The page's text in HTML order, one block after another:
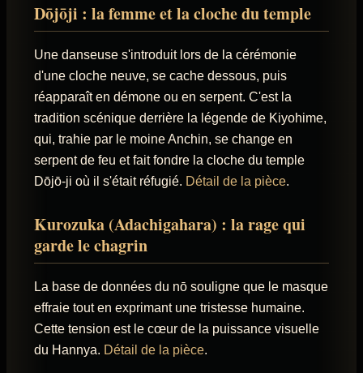
Dōjōji : la femme et la cloche du temple
Une danseuse s'introduit lors de la cérémonie
d'une cloche neuve, se cache dessous, puis
réapparaît en démone ou en serpent. C'est la
tradition scénique derrière la légende de Kiyohime,
qui, trahie par le moine Anchin, se change en
serpent de feu et fait fondre la cloche du temple
Dōjō-ji où il s'était réfugié. Détail de la pièce.
Kurozuka (Adachigahara) : la rage qui
garde le chagrin
La base de données du nō souligne que le masque
effraie tout en exprimant une tristesse humaine.
Cette tension est le cœur de la puissance visuelle
du Hannya. Détail de la pièce.